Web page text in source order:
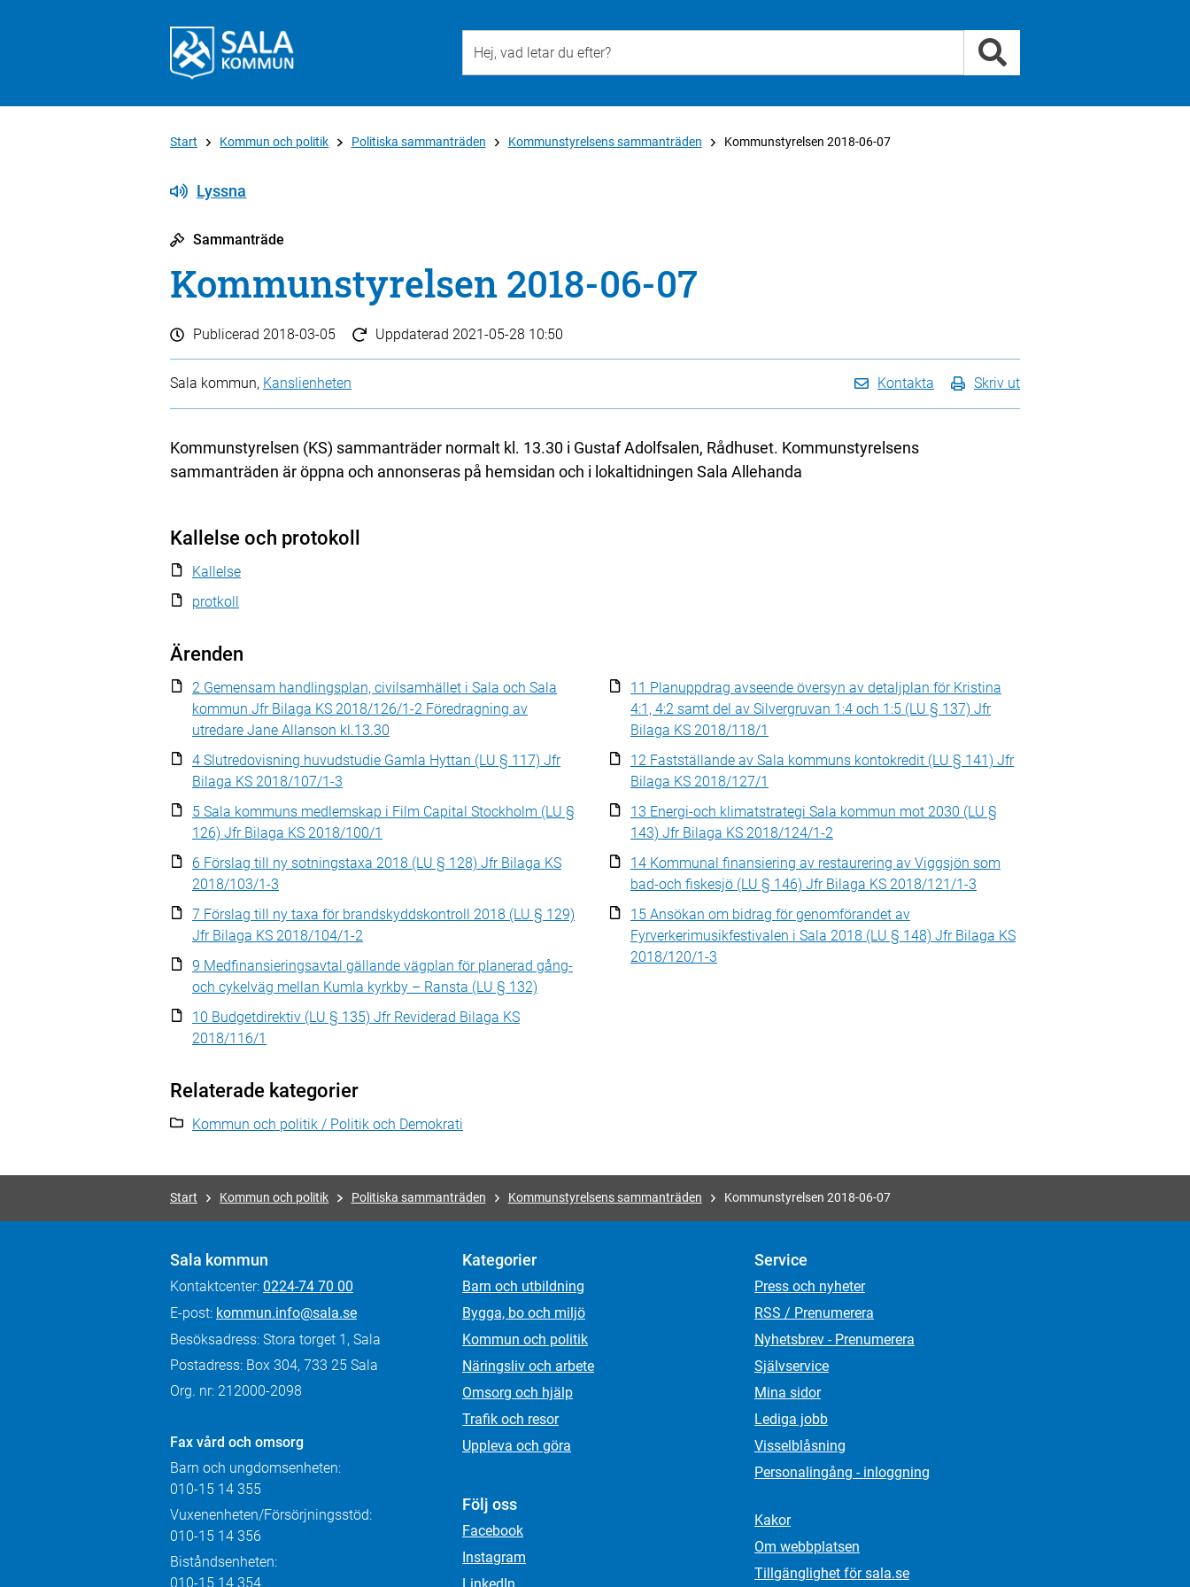
Start Kommun och politik Politiska sammanträden Kommunstyrelsens sammanträden Kommunstyrelsen 2018-06-07
Lyssna
Sammanträde
Kommunstyrelsen 2018-06-07
Publicerad 2018-03-05 Uppdaterad 2021-05-28 10:50
Sala kommun, Kanslienheten Kontakta Skriv ut
Kommunstyrelsen (KS) sammanträder normalt kl. 13.30 i Gustaf Adolfsalen, Rådhuset. Kommunstyrelsens
sammanträden är öppna och annonseras på hemsidan och i lokaltidningen Sala Allehanda
Kallelse och protokoll
Kallelse
protkoll
Ärenden
2 Gemensam handlingsplan, civilsamhället i Sala och Sala
kommun Jfr Bilaga KS 2018/126/1-2 Föredragning av
utredare Jane Allanson kl.13.30
4 Slutredovisning huvudstudie Gamla Hyttan (LU § 117) Jfr
Bilaga KS 2018/107/1-3
5 Sala kommuns medlemskap i Film Capital Stockholm (LU §
126) Jfr Bilaga KS 2018/100/1
6 Förslag till ny sotningstaxa 2018 (LU § 128) Jfr Bilaga KS
2018/103/1-3
7 Förslag till ny taxa för brandskyddskontroll 2018 (LU § 129)
Jfr Bilaga KS 2018/104/1-2
9 Medfinansieringsavtal gällande vägplan för planerad gång-
och cykelväg mellan Kumla kyrkby – Ransta (LU § 132)
10 Budgetdirektiv (LU § 135) Jfr Reviderad Bilaga KS
2018/116/1
11 Planuppdrag avseende översyn av detaljplan för Kristina
4:1, 4:2 samt del av Silvergruvan 1:4 och 1:5 (LU § 137) Jfr
Bilaga KS 2018/118/1
12 Fastställande av Sala kommuns kontokredit (LU § 141) Jfr
Bilaga KS 2018/127/1
13 Energi-och klimatstrategi Sala kommun mot 2030 (LU §
143) Jfr Bilaga KS 2018/124/1-2
14 Kommunal finansiering av restaurering av Viggsjön som
bad-och fiskesjö (LU § 146) Jfr Bilaga KS 2018/121/1-3
15 Ansökan om bidrag för genomförandet av
Fyrverkerimusikfestivalen i Sala 2018 (LU § 148) Jfr Bilaga KS
2018/120/1-3
Relaterade kategorier
Kommun och politik / Politik och Demokrati
Start Kommun och politik Politiska sammanträden Kommunstyrelsens sammanträden Kommunstyrelsen 2018-06-07
Sala kommun
Kontaktcenter: 0224-74 70 00
E-post: kommun.info@sala.se
Besöksadress: Stora torget 1, Sala
Postadress: Box 304, 733 25 Sala
Org. nr: 212000-2098
Fax vård och omsorg
Barn och ungdomsenheten:
010-15 14 355
Vuxenenheten/Försörjningsstöd:
010-15 14 356
Biståndsenheten:
010-15 14 354
Kategorier
Barn och utbildning
Bygga, bo och miljö
Kommun och politik
Näringsliv och arbete
Omsorg och hjälp
Trafik och resor
Uppleva och göra
Följ oss
Facebook
Instagram
Service
Press och nyheter
RSS / Prenumerera
Nyhetsbrev - Prenumerera
Självservice
Mina sidor
Lediga jobb
Visselblåsning
Personalingång - inloggning
Kakor
Om webbplatsen
Tillgänglighet för sala.se